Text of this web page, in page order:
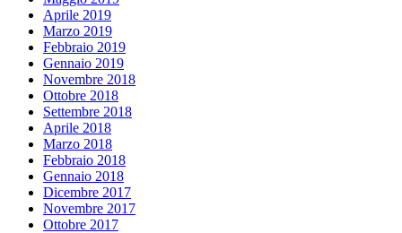
Aprile 2019
Marzo 2019
Febbraio 2019
Gennaio 2019
Novembre 2018
Ottobre 2018
Settembre 2018
Aprile 2018
Marzo 2018
Febbraio 2018
Gennaio 2018
Dicembre 2017
Novembre 2017
Ottobre 2017